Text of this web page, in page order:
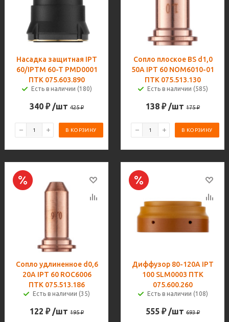
Насадка защитная IPT
60/IPTM 60-T PMD0001
ПТК 075.603.890
Есть в наличии (180)
340 ₽ /шт 425₽
В КОРЗИНУ
Сопло плоское BS d1,0
50A IPT 60 NOM6010-01
ПТК 075.513.130
Есть в наличии (585)
138 ₽ /шт 175₽
В КОРЗИНУ
Сопло удлиненное d0,6
20A IPT 60 ROC6006
ПТК 075.513.186
Есть в наличии (35)
122 ₽ /шт 195₽
Диффузор 80-120A IPT
100 SLM0003 ПТК
075.600.260
Есть в наличии (108)
555 ₽ /шт 693₽